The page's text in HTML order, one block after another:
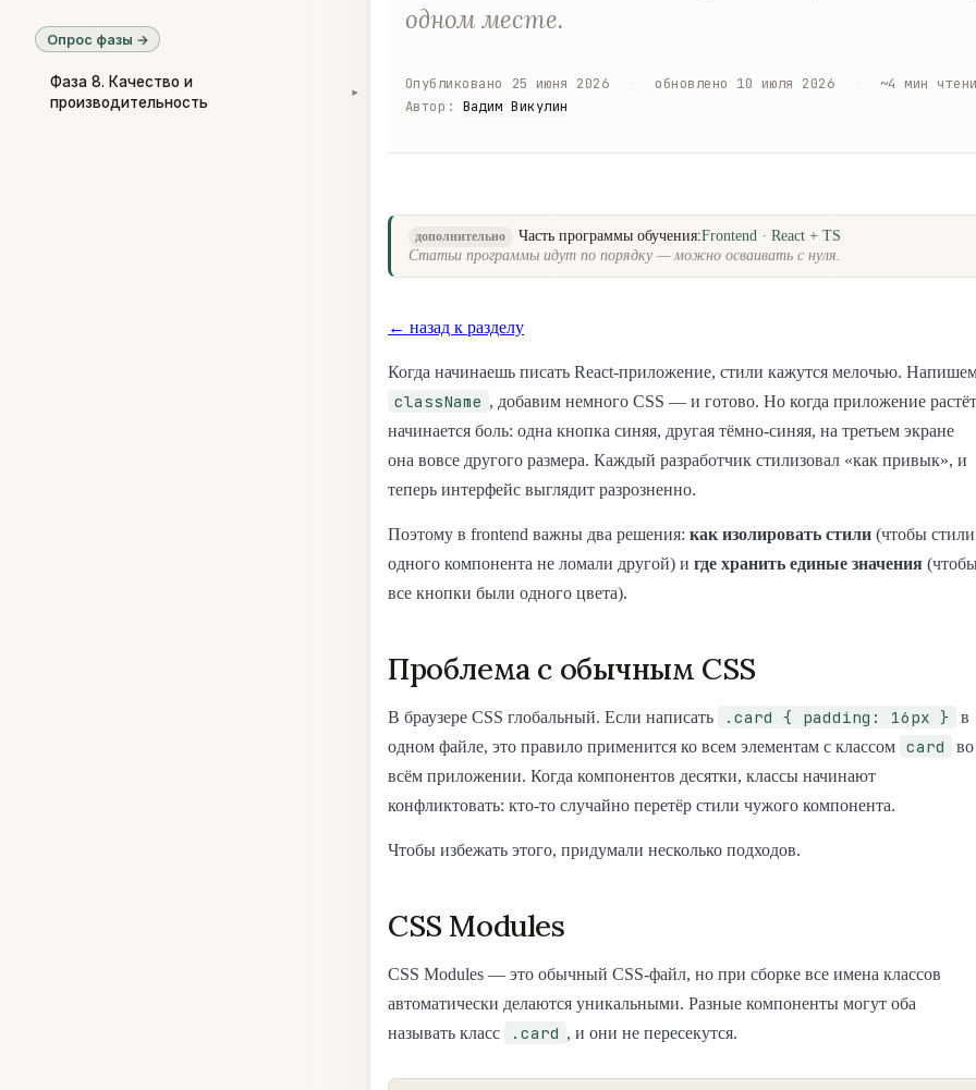
Опрос фазы →
Фаза 8. Качество и
производительность
▾
одном месте.
Опубликовано 25 июня 2026 обновлено 10 июля 2026 ~4 мин
Автор : Вадим Викулин
дополнительно Часть программы обучения:Frontend · React + TS
Статьи программы идут по порядку — можно осваивать с нуля.
← назад к разделу
Когда начинаешь писать React-приложение, стили кажутся мелочью.
className , добавим немного CSS — и готово. Но когда приложение
начинается боль: одна кнопка синяя, другая тёмно-синяя, на третьем экране
она вовсе другого размера. Каждый разработчик стилизовал «как привык», и
теперь интерфейс выглядит разрозненно.
Поэтому в frontend важны два решения: как изолировать стили (чтобы стили
одного компонента не ломали другой) и где хранить единые значения
все кнопки были одного цвета).
Проблема с обычным CSS
В браузере CSS глобальный. Если написать .card { padding: 16px }
в
одном файле, это правило применится ко всем элементам с классом card
во
всём приложении. Когда компонентов десятки, классы начинают
конфликтовать: кто-то случайно перетёр стили чужого компонента.
Чтобы избежать этого, придумали несколько подходов.
CSS Modules
CSS Modules — это обычный CSS-файл, но при сборке все имена классов
автоматически делаются уникальными. Разные компоненты могут оба
называть класс
.card , и они не пересекутся.